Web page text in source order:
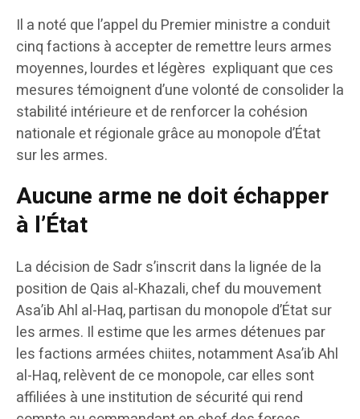
Il a noté que l’appel du Premier ministre a conduit
cinq factions à accepter de remettre leurs armes
moyennes, lourdes et légères expliquant que ces
mesures témoignent d’une volonté de consolider la
stabilité intérieure et de renforcer la cohésion
nationale et régionale grâce au monopole d’État
sur les armes.
Aucune arme ne doit échapper
à l’État
La décision de Sadr s’inscrit dans la lignée de la
position de Qais al-Khazali, chef du mouvement
Asa’ib Ahl al-Haq, partisan du monopole d’État sur
les armes. Il estime que les armes détenues par
les factions armées chiites, notamment Asa’ib Ahl
al-Haq, relèvent de ce monopole, car elles sont
affiliées à une institution de sécurité qui rend